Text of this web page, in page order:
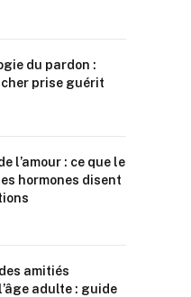
du pardon :
prise guérit
l’amour : ce que le
hormones disent
amitiés
adulte : guide